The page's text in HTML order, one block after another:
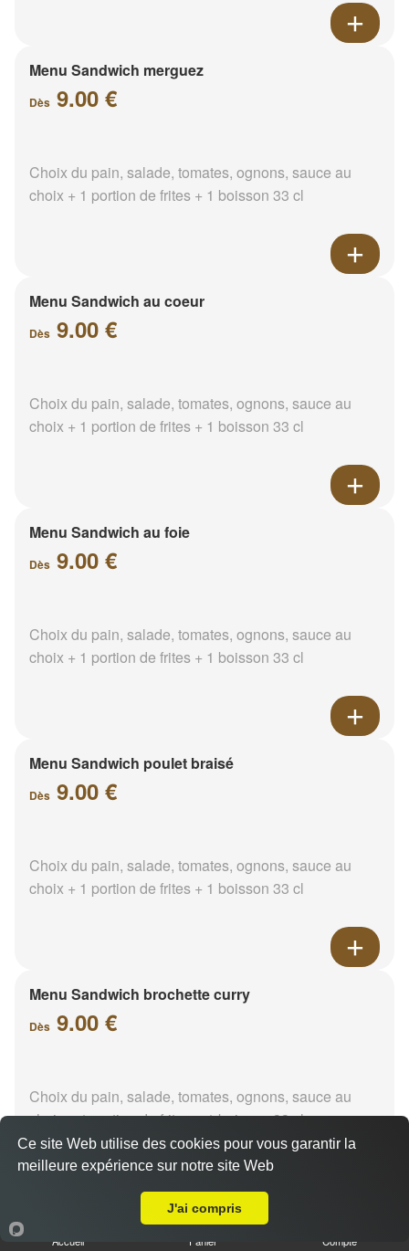
Menu Sandwich merguez
Dès 9.00 €
Choix du pain, salade, tomates, ognons, sauce au
choix + 1 portion de frites + 1 boisson 33 cl
Menu Sandwich au coeur
Dès 9.00 €
Choix du pain, salade, tomates, ognons, sauce au
choix + 1 portion de frites + 1 boisson 33 cl
Menu Sandwich au foie
Dès 9.00 €
Choix du pain, salade, tomates, ognons, sauce au
choix + 1 portion de frites + 1 boisson 33 cl
Menu Sandwich poulet braisé
Dès 9.00 €
Choix du pain, salade, tomates, ognons, sauce au
choix + 1 portion de frites + 1 boisson 33 cl
Menu Sandwich brochette curry
Dès 9.00 €
Choix du pain, salade, tomates, ognons, sauce au
choix + 1 portion de frites + 1 boisson 33 cl
Menu Sandwich brochette
paprika
Accueil Panier Compte
Ce site Web utilise des cookies pour vous garantir la
meilleure expérience sur notre site Web
J'ai compris